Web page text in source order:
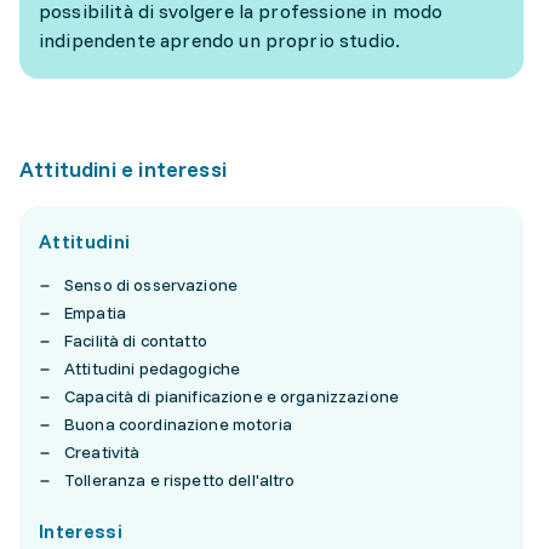
possibilità di svolgere la professione in modo
indipendente aprendo un proprio studio.
Attitudini e interessi
Attitudini
Senso di osservazione
Empatia
Facilità di contatto
Attitudini pedagogiche
Capacità di pianificazione e organizzazione
Buona coordinazione motoria
Creatività
Tolleranza e rispetto dell'altro
Interessi